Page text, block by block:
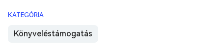
KATEGÓRIA
Könyveléstámogatás